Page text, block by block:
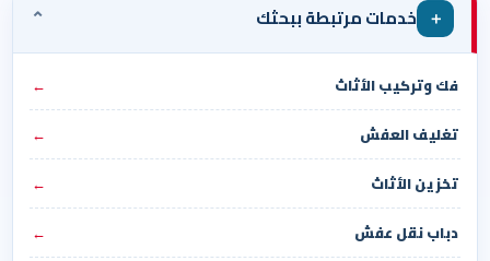
＋ خدمات مرتبطة ببحثك ⌄
فك وتركيب الأثاث
←
تغليف العفش
←
تخزين الأثاث
←
دباب نقل عفش
←